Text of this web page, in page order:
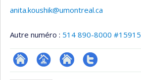
anita.koushik@umontreal.ca
Autre numéro : 514 890-8000 #15915
ResearchGate
Page Site
Compte